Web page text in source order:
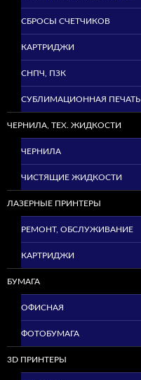
СБРОСЫ СЧЕТЧИКОВ
КАРТРИДЖИ
СНПЧ, ПЗК
СУБЛИМАЦИОННАЯ ПЕЧАТЬ
ЧЕРНИЛА, ТЕХ. ЖИДКОСТИ
ЧЕРНИЛА
ЧИСТЯЩИЕ ЖИДКОСТИ
ЛАЗЕРНЫЕ ПРИНТЕРЫ
РЕМОНТ, ОБСЛУЖИВАНИЕ
КАРТРИДЖИ
БУМАГА
ОФИСНАЯ
ФОТОБУМАГА
3D ПРИНТЕРЫ